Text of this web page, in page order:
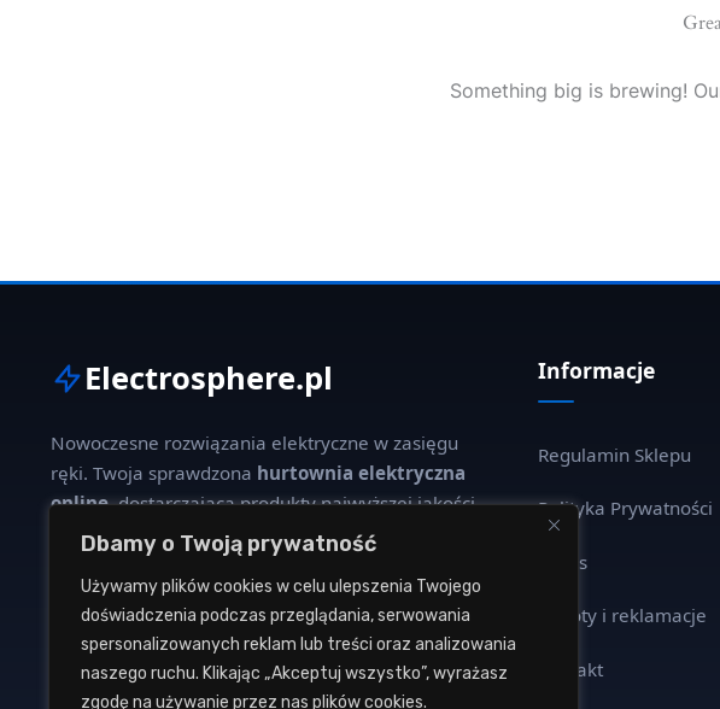
Dbamy o Twoją prywatność
Używamy plików cookies w celu ulepszenia Twojego
doświadczenia podczas przeglądania, serwowania
spersonalizowanych reklam lub treści oraz analizowania
naszego ruchu. Klikając „Akceptuj wszystko”, wyrażasz
zgodę na używanie przez nas plików cookies.
Something big is brewing!
Electrosphere.pl
Nowoczesne rozwiązania elektryczne w zasięgu
ręki. Twoja sprawdzona hurtownia elektryczna
online, dostarczająca produkty najwyższej jakości
dla profesjonalistów i klientów indywidualnych.
W naszej ofercie znajdziesz szeroki wybór kabli,
oświetlenia, aparatury modułowej oraz osprzętu
instalacyjnego od renomowanych producentów.
Informacje
Regulamin Sklepu
Polityka Prywatności
O nas
Zwroty i reklamacje
Kontakt